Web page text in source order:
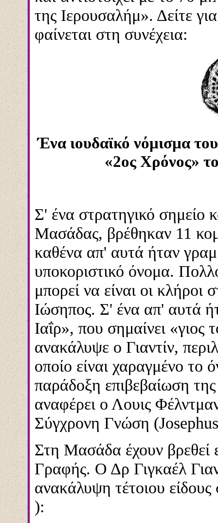
της Ιερουσαλήμ». Δείτε
φαίνεται στη συνέχεια:
Ένα ιουδαϊκό νόμισμα
«2ος Χρόνος»
Σ' ένα στρατηγικό σημείο
Μασάδας, βρέθηκαν 11
καθένα απ' αυτά ήταν
υποκοριστικό όνομα.
μπορεί να είναι οι κλήροι
Ιώσηπος. Σ' ένα απ' αυτά
Ιαΐρ», που σημαίνει «γιος
ανακάλυψε ο Γιαντίν,
οποίο είναι χαραγμένο το
παράδοξη επιβεβαίωση
αναφέρει ο Λουις
Σύγχρονη Γνώση (
Στη Μασάδα έχουν βρεθεί
Γραφής. Ο Δρ Γιγκαέλ
ανακάλυψη τέτοιου
):